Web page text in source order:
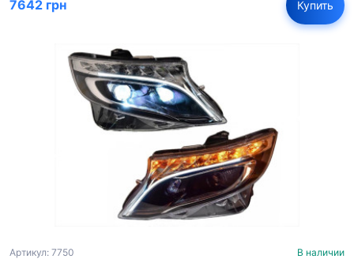
7642 грн Купить
Артикул: 7750 В наличии